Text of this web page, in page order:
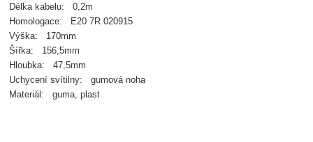
Délka kabelu: 0,2m
Homologace: E20 7R 020915
Výška: 170mm
Šířka: 156,5mm
Hloubka: 47,5mm
Uchycení svítilny: gumová noha
Materiál: guma, plast